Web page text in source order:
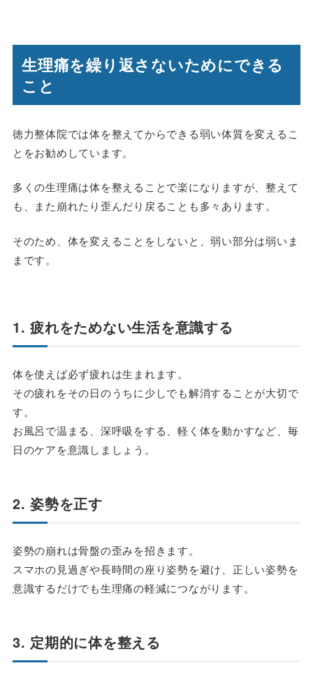
生理痛を繰り返さないためにできる
こと
徳力整体院では体を整えてからできる弱い体質を変えるこ
とをお勧めしています。
多くの生理痛は体を整えることで楽になりますが、整えて
も、また崩れたり歪んだり戻ることも多々あります。
そのため、体を変えることをしないと、弱い部分は弱いま
まです。
1. 疲れをためない生活を意識する
体を使えば必ず疲れは生まれます。
その疲れをその日のうちに少しでも解消することが大切で
す。
お風呂で温まる、深呼吸をする、軽く体を動かすなど、毎
日のケアを意識しましょう。
2. 姿勢を正す
姿勢の崩れは骨盤の歪みを招きます。
スマホの見過ぎや長時間の座り姿勢を避け、正しい姿勢を
意識するだけでも生理痛の軽減につながります。
3. 定期的に体を整える